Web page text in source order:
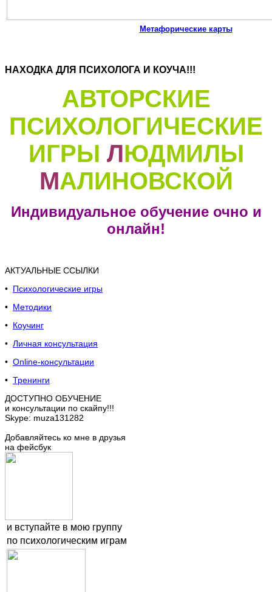
Метафорические карты
НАХОДКА ДЛЯ ПСИХОЛОГА И КОУЧА!!!
АВТОРСКИЕ
ПСИХОЛОГИЧЕСКИЕ
ИГРЫ ЛЮДМИЛЫ
МАЛИНОВСКОЙ
Индивидуальное обучение очно и
онлайн!
АКТУАЛЬНЫЕ ССЫЛКИ
• Психологические игры
• Методики
• Коучинг
• Личная консультация
• Online-консультации
• Тренинги
ДОСТУПНО ОБУЧЕНИЕ
и консультации по скайпу!!!
Skype: muza131282
Добавляйтесь ко мне в друзья
на фейсбук
и вступайте в мою группу
по психологическим играм